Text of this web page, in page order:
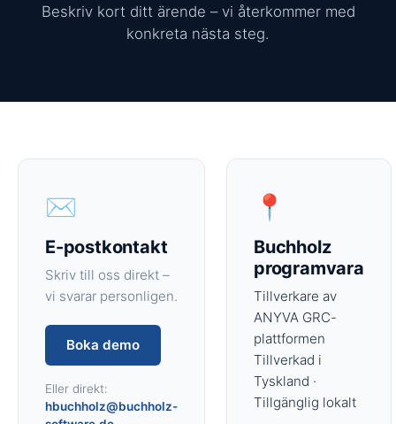
Beskriv kort ditt ärende – vi återkommer med
konkreta nästa steg.
✉️
E-postkontakt
Skriv till oss direkt –
vi svarar personligen.
Boka demo
Eller direkt:
hbuchholz@buchholz-
📍
Buchholz
programvara
Tillverkare av
ANYVA GRC-
plattformen
Tillverkad i
Tyskland ·
Tillgänglig lokalt